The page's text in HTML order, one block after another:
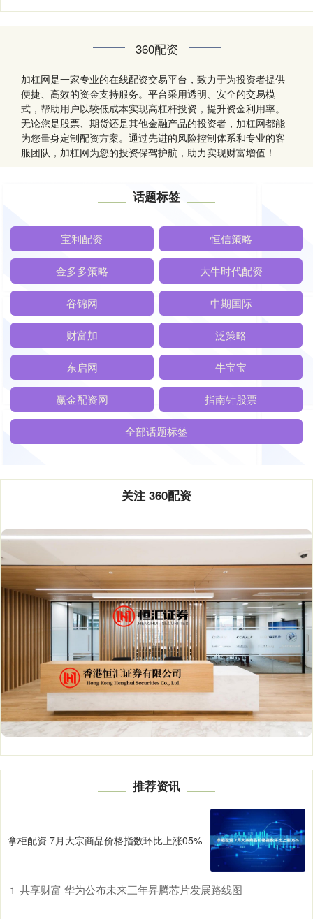
360配资
加杠网是一家专业的在线配资交易平台，致力于为投资者提供
便捷、高效的资金支持服务。平台采用透明、安全的交易模
式，帮助用户以较低成本实现高杠杆投资，提升资金利用率。
无论您是股票、期货还是其他金融产品的投资者，加杠网都能
为您量身定制配资方案。通过先进的风险控制体系和专业的客
服团队，加杠网为您的投资保驾护航，助力实现财富增值！
话题标签
宝利配资 恒信策略
金多多策略 大牛时代配资
谷锦网 中期国际
财富加 泛策略
东启网 牛宝宝
赢金配资网 指南针股票
全部话题标签
关注 360配资
推荐资讯
拿柜配资 7月大宗商品价格指数环比上涨05%
1 共享财富 华为公布未来三年昇腾芯片发展路线图